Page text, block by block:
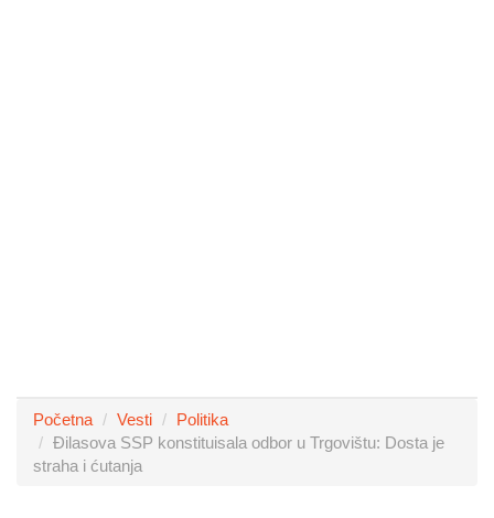
Početna Vesti
Politika
Đilasova SSP konstituisala odbor u Trgovištu: Dosta je
straha i ćutanja